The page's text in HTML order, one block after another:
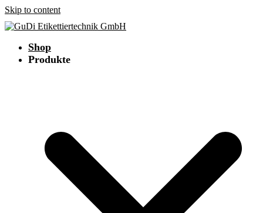
Skip to content
Shop
Produkte